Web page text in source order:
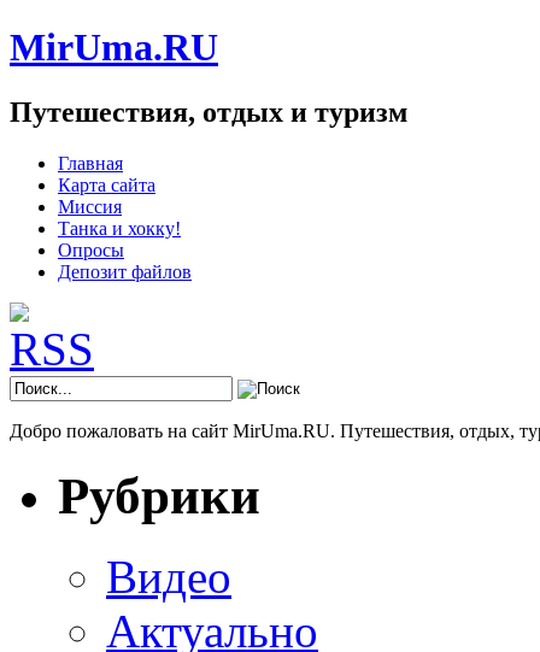
MirUma.RU
Путешествия, отдых и туризм
Главная
Карта сайта
Миссия
Танка и хокку!
Опросы
Депозит файлов
Добро пожаловать на сайт MirUma.RU. Путешествия, отдых,
Рубрики
Видео
Актуально